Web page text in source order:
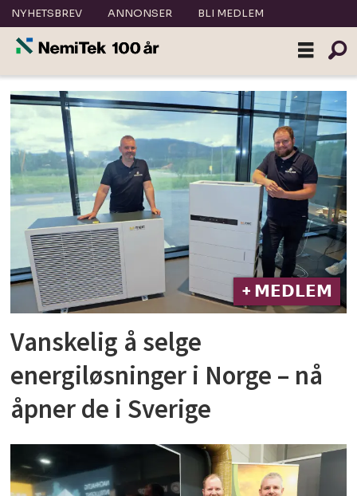
NYHETSBREV ANNONSER BLI MEDLEM
Tag:
klima
nor
+ 𝗠𝗘𝗗𝗟𝗘𝗠
Vanskelig å selge
energiløsninger i Norge – nå
åpner de i Sverige